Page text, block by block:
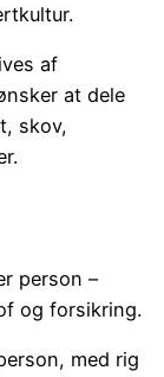
af
at dele
skov,
person –
og forsikring.
med rig